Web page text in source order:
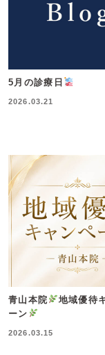
5月の診療日
2026.03.21
青山本院
地域優待
ーン
2026.03.15